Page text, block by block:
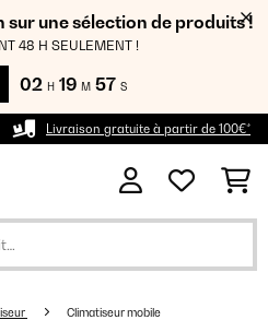
sur une sélection de produits !
48 H SEULEMENT !
02 H 19 M 56 S
Livraison gratuite à partir de 100€*
Climatiseur mobile